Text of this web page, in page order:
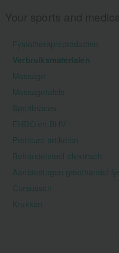
Fysiotherapieproducten
Verbruiksmaterialen
Massage
Massagetafels
Sportbraces
EHBO en BHV
Pedicure artikelen
Behandelstoel elektrisch
Aanbiedingen groothandel
Cursussen
Krukken